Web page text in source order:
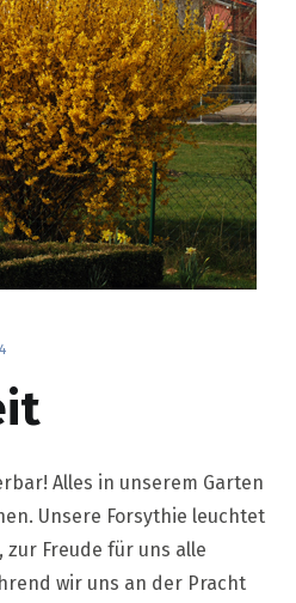
Alles in unserem Garten
Unsere Forsythie leuchtet
Freude für uns alle
wir uns an der Pracht